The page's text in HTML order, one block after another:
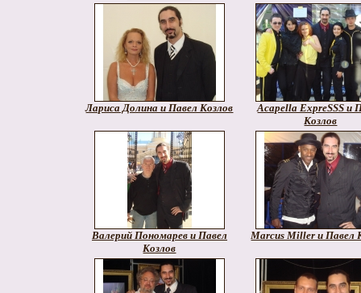
Лариса Долина и Павел Козлов
Acapella ExpreSSS и
Козлов
Валерий Пономарев и Павел
Козлов
Marcus Miller и Павел